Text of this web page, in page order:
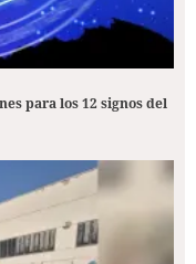
para los 12 signos del